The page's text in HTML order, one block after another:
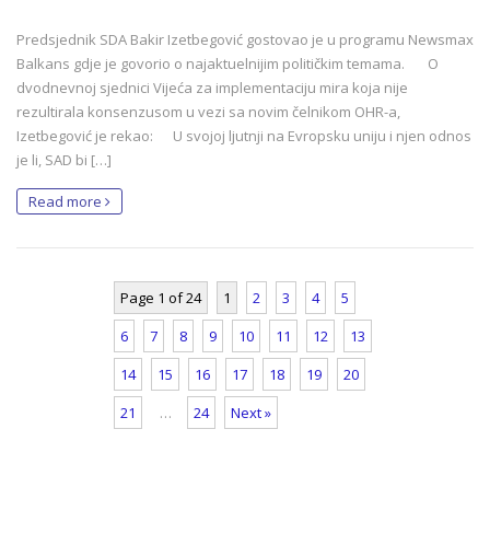
Predsjednik SDA Bakir Izetbegović gostovao je u programu Newsmax
Balkans gdje je govorio o najaktuelnijim političkim temama. O
dvodnevnoj sjednici Vijeća za implementaciju mira koja nije
rezultirala konsenzusom u vezi sa novim čelnikom OHR-a,
Izetbegović je rekao: U svojoj ljutnji na Evropsku uniju i njen odnos
je li, SAD bi […]
Read more
Page 1 of 24 1 2 3 4
5
6
7 8 9 10 11 12
13
14
15 16 17 18 19
20
21
… 24 Next »